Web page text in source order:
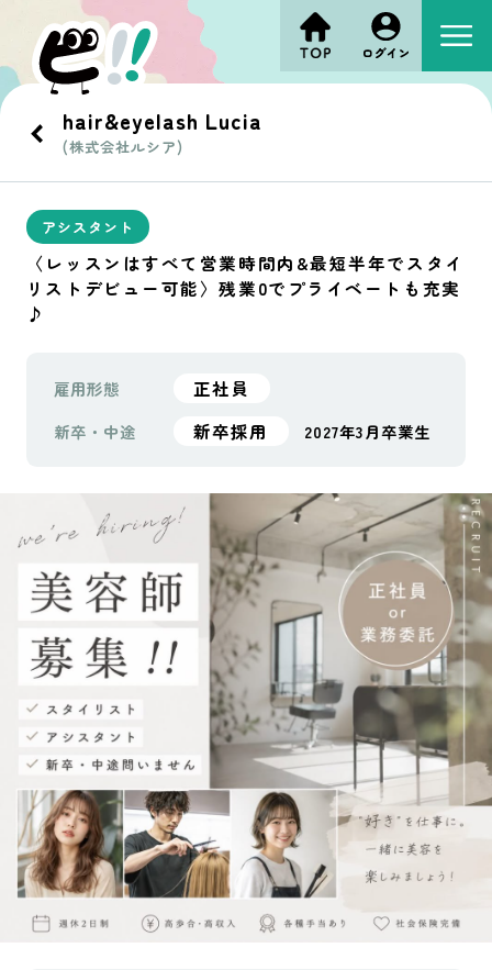
hair&eyelash Lucia
(株式会社ルシア)
アシスタント
〈レッスンはすべて営業時間内&最短半年でスタイ
リストデビュー可能〉残業0でプライベートも充実
♪
雇用形態 正社員
新卒・中途 新卒採用 2027年3月卒業生